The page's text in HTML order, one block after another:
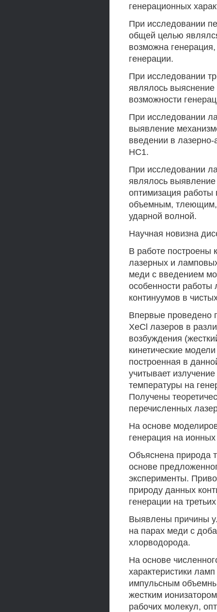
генерационных
При исследовании
общей целью
возможна
генерации.
При исследовании
являлось
возможности
При исследовании
выявление
введении в
НС1.
При исследовании
являлось
оптимизация работы
объемным, тлеющим,
ударной волной.
Научная новизна
В работе построены
лазерных и
меди с введением
особенности работы
континуумов в
Впервые проведено
XeCl лазеров в
возбуждения
кинетические
построенная в
учитывает
температуры на
Получены
перечисленных
На основе
генерация на
Объяснена природа
основе
эксперименты.
природу данных
генерации на
Выявлены причины
на парах меди с
хлорводорода.
На основе
характеристики
импульсным
жестким
рабочих молекул,